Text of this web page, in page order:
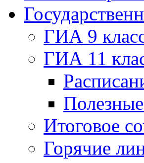
ГИА 9
ГИА 11
Итоговое
Горячие